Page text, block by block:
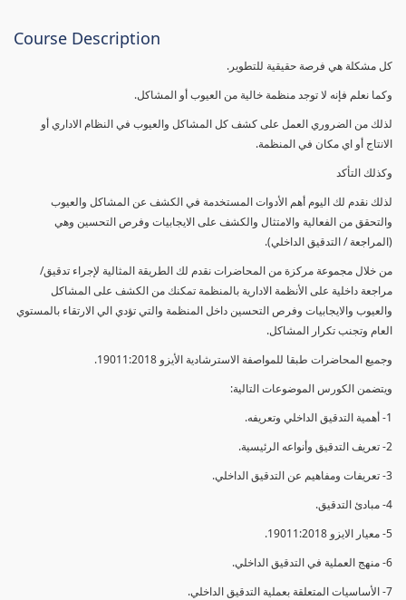
Course Description
كل مشكلة هي فرصة حقيقية للتطوير.
وكما نعلم فإنه لا توجد منظمة خالية من العيوب أو المشاكل.
لذلك من الضروري العمل على كشف كل المشاكل والعيوب في النظام الاداري أو
الانتاج أو اي مكان في المنظمة.
وكذلك التأكد
لذلك نقدم لك اليوم أهم الأدوات المستخدمة في الكشف عن المشاكل والعيوب
والتحقق من الفعالية والامتثال والكشف على الايجابيات وفرص التحسين وهي
(المراجعة / التدقيق الداخلي).
من خلال مجموعة مركزة من المحاضرات نقدم لك الطريقة المثالية لإجراء تدقيق/
مراجعة داخلية على الأنظمة الادارية بالمنظمة تمكنك من الكشف على المشاكل
والعيوب والايجابيات وفرص التحسين داخل المنظمة والتي تؤدي الي الارتقاء بالمستوي
العام وتجنب تكرار المشاكل.
وجميع المحاضرات طبقا للمواصفة الاسترشادية الأيزو 19011:2018.
ويتضمن الكورس الموضوعات التالية:
1- أهمية التدقيق الداخلي وتعريفه.
2- تعريف التدقيق وأنواعه الرئيسية.
3- تعريفات ومفاهيم عن التدقيق الداخلي.
4- مبادئ التدقيق.
5- معيار الايزو 19011:2018.
6- منهج العملية في التدقيق الداخلي.
7- الأساسيات المتعلقة بعملية التدقيق الداخلي.